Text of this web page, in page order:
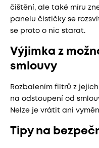
čištění, ale také míru
panelu čističky se
se proto o nic starat.
Výjimka z
smlouvy
Rozbalením filtrů z
na odstoupení od
Nelze je vrátit ani
Tipy na